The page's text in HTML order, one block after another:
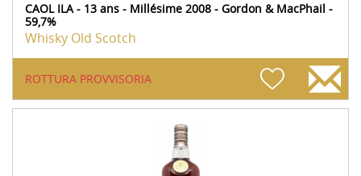
CAOL ILA - 13 ans - Millésime 2008 - Gordon & MacPhail -
59,7%
Whisky Old Scotch
ROTTURA PROVVISORIA